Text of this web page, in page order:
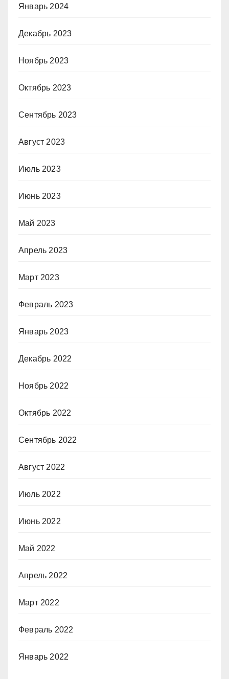
Январь 2024
Декабрь 2023
Ноябрь 2023
Октябрь 2023
Сентябрь 2023
Август 2023
Июль 2023
Июнь 2023
Май 2023
Апрель 2023
Март 2023
Февраль 2023
Январь 2023
Декабрь 2022
Ноябрь 2022
Октябрь 2022
Сентябрь 2022
Август 2022
Июль 2022
Июнь 2022
Май 2022
Апрель 2022
Март 2022
Февраль 2022
Январь 2022